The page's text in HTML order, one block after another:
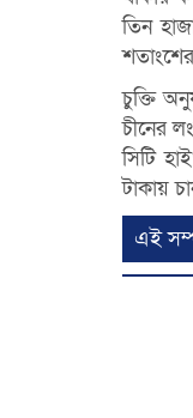
তিন
চুক্তি
চীনের
সিটি
টাকায়
এই